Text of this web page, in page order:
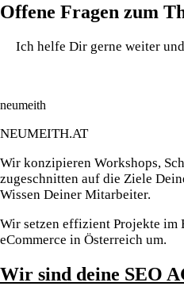
Offene Fragen zum
Ich helfe Dir gerne weiter
neumeith
NEUMEITH.AT
Wir konzipieren Workshops,
zugeschnitten auf die Ziele
Wissen Deiner Mitarbeiter.
Wir setzen effizient Projekte
eCommerce in Österreich um.
Wir sind deine SEO